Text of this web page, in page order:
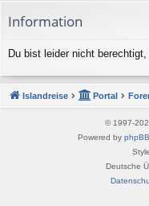
Information
Du bist leider nicht
Islandreise Portal
© 1997-
Powered by phpBB
Deutsche